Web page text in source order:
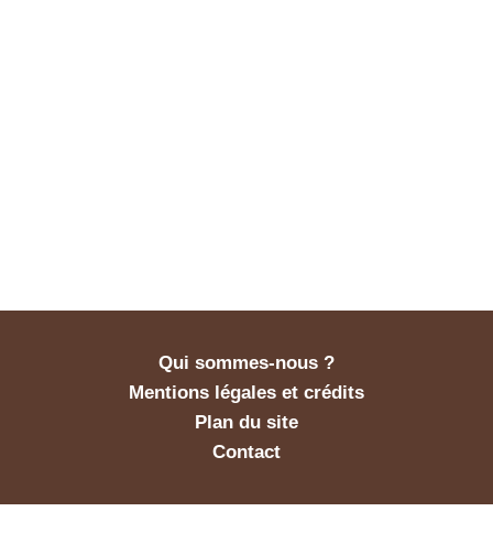
Qui sommes-nous ?
Mentions légales et crédits
Plan du site
Contact